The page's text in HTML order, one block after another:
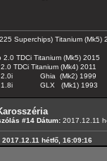
Superchips) Titanium (Mk5)
TDCi Titanium (Mk5) 2015
Titanium (Mk4) 2011
Ghia (Mk2) 1999
GLX (Mk1) 1993
#14 Dátum: 2017.12.11
hétfő, 16:09:16